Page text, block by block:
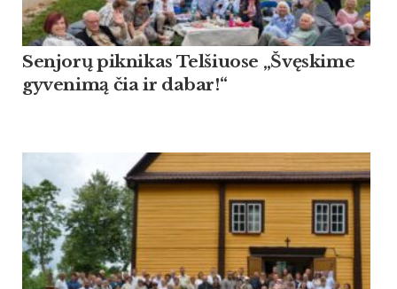
Sen­jorų pik­ni­kas Tel­šiuo­se „Švęski­me
gy­ve­nimą čia ir da­bar!“